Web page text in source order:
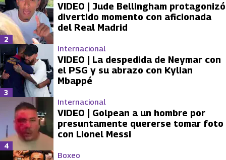
VIDEO | Jude Bellingham protagonizó
divertido momento con aficionada
del Real Madrid
2
Internacional
VIDEO | La despedida de Neymar con
el PSG y su abrazo con Kylian
Mbappé
3
Internacional
VIDEO | Golpean a un hombre por
presuntamente quererse tomar foto
con Lionel Messi
4
Boxeo